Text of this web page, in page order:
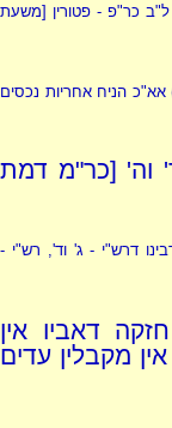
כר"פ - פטורין [משעת
אא"כ הניח אחריות נכסים
וה' [כר"מ דמת
דרש"י - ג' וד', רש"י -
דאביו אין
מקבלין עדים